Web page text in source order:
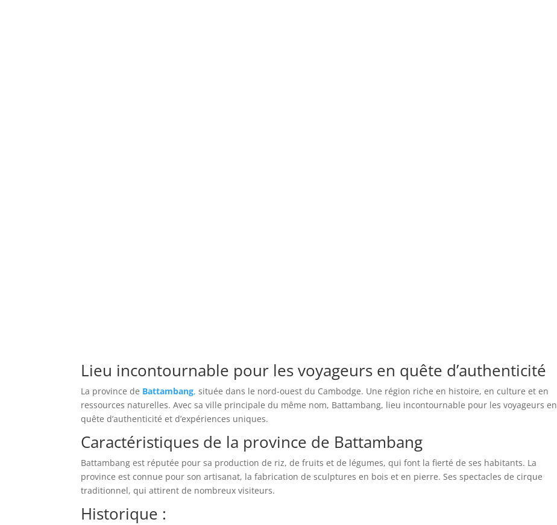
Lieu incontournable pour les voyageurs en quête d’authenticité
La province de Battambang, située dans le nord-ouest du Cambodge. Une région riche en histoire, en culture et en
ressources naturelles. Avec sa ville principale du même nom, Battambang, lieu incontournable pour les voyageurs en
quête d’authenticité et d’expériences uniques.
Caractéristiques de la province de Battambang
Battambang est réputée pour sa production de riz, de fruits et de légumes, qui font la fierté de ses habitants. La
province est connue pour son artisanat, la fabrication de sculptures en bois et en pierre. Ses spectacles de cirque
traditionnel, qui attirent de nombreux visiteurs.
Historique :